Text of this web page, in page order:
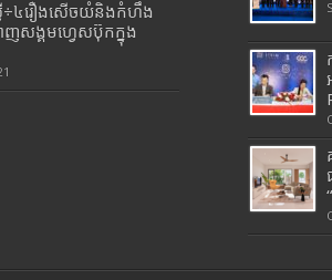
ើ÷៤រឿងសើចយំនិងកំហឹង
ញសង្គមហ្វេសប៊ុកក្នុង